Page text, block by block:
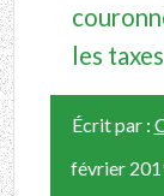
les
Écrit par :
février